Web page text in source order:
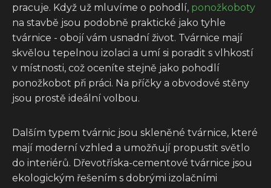
pracuje. Když už mluvíme o pohodlí, ponožkoboty
na stavbě jsou podobně praktické jako tyhle
tvárnice - obojí vám usnadní život. Tvárnice mají
skvělou tepelnou izolaci a umí si poradit s vlhkostí
v místnosti, což oceníte stejně jako pohodlí
ponožkobot při práci. Na příčky a obvodové stěny
jsou prostě ideální volbou.
Dalším typem tvárnic jsou skleněné tvárnice, které
mají moderní vzhled a umožňují propustit světlo
do interiérů. Dřevotříska-cementové tvárnice jsou
ekologickým řešením s dobrými izolačními